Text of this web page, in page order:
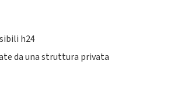
h24
da una struttura privata